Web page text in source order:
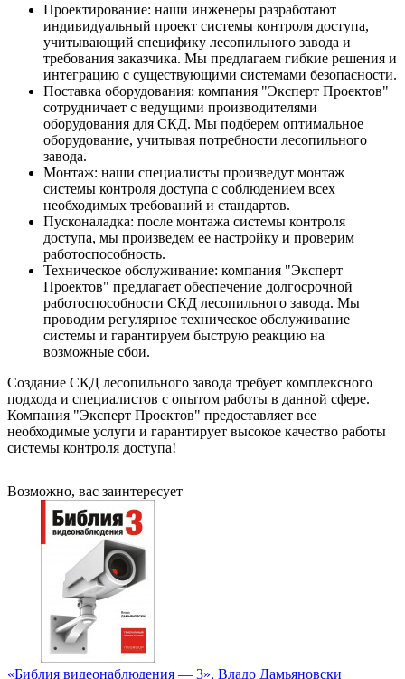
Проектирование: наши инженеры разработают
индивидуальный проект системы контроля доступа,
учитывающий специфику лесопильного завода и
требования заказчика. Мы предлагаем гибкие решения и
интеграцию с существующими системами безопасности.
Поставка оборудования: компания "Эксперт Проектов"
сотрудничает с ведущими производителями
оборудования для СКД. Мы подберем оптимальное
оборудование, учитывая потребности лесопильного
завода.
Монтаж: наши специалисты произведут монтаж
системы контроля доступа с соблюдением всех
необходимых требований и стандартов.
Пусконаладка: после монтажа системы контроля
доступа, мы произведем ее настройку и проверим
работоспособность.
Техническое обслуживание: компания "Эксперт
Проектов" предлагает обеспечение долгосрочной
работоспособности СКД лесопильного завода. Мы
проводим регулярное техническое обслуживание
системы и гарантируем быструю реакцию на
возможные сбои.
Создание СКД лесопильного завода требует комплексного
подхода и специалистов с опытом работы в данной сфере.
Компания "Эксперт Проектов" предоставляет все
необходимые услуги и гарантирует высокое качество работы
системы контроля доступа!
Возможно, вас заинтересует
«Библия видеонаблюдения — 3», Владо Дамьяновски